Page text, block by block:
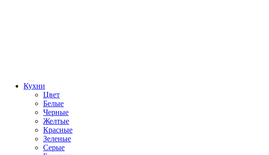
Кухни
Цвет
Белые
Черные
Желтые
Красные
Зеленые
Серые